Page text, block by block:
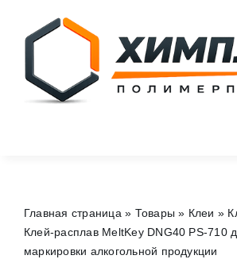
content
Главная страница » Товары » Клеи »
Клей-расплав MeltKey DNG40 PS-710
маркировки алкогольной продукции